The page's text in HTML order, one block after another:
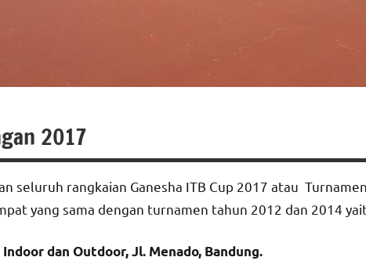
2017
seluruh rangkaian Ganesha ITB Cup 2017 atau
yang sama dengan turnamen tahun 2012 dan 2014
dan Outdoor, Jl. Menado, Bandung.